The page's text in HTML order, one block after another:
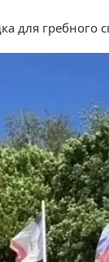
для гребного